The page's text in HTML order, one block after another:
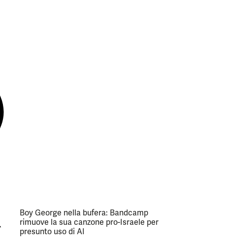
Boy George nella bufera: Bandcamp
rimuove la sua canzone pro-Israele per
presunto uso di AI